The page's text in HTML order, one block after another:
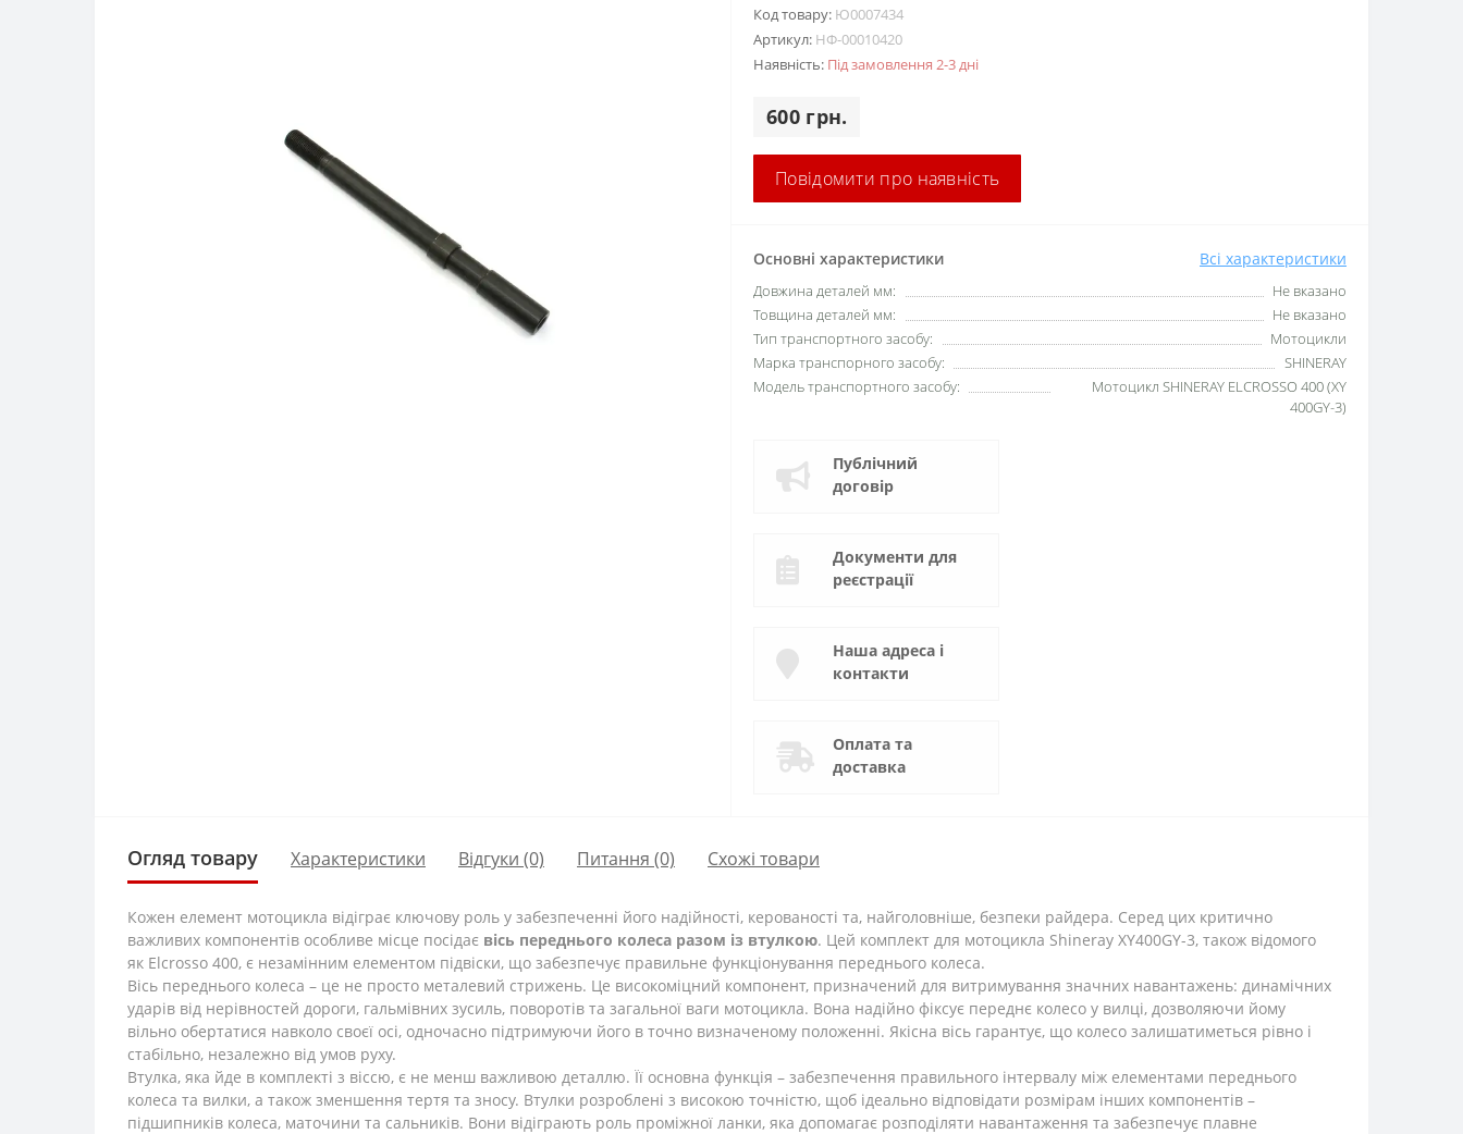
Код товару: Ю0007434
Артикул: НФ-00010420
Наявність: Під замовлення 2-3 дні
600 грн.
Повідомити про наявність
Основні характеристики Всі характеристики
Довжина деталей мм:
Не вказано
Товщина деталей мм:
Не вказано
Тип транспортного засобу:
Мотоцикли
Марка транспорного засобу:
SHINERAY
Модель транспортного засобу:
Мотоцикл SHINERAY ELCROSSO 400 (XY
400GY-3)
Публічний
договір
Документи для
реєстрації
Наша адреса і
контакти
Оплата та
доставка
Огляд товару Характеристики Відгуки (0) Питання (0) Схожі товари
Кожен елемент мотоцикла відіграє ключову роль у забезпеченні його надійності, керованості та, найголовніше, безпеки райдера. Серед цих критично
важливих компонентів особливе місце посідає вісь переднього колеса разом із втулкою. Цей комплект для мотоцикла Shineray XY400GY-3, також відомого
як Elcrosso 400, є незамінним елементом підвіски, що забезпечує правильне функціонування переднього колеса.
Вісь переднього колеса – це не просто металевий стрижень. Це високоміцний компонент, призначений для витримування значних навантажень: динамічних
ударів від нерівностей дороги, гальмівних зусиль, поворотів та загальної ваги мотоцикла. Вона надійно фіксує переднє колесо у вилці, дозволяючи йому
вільно обертатися навколо своєї осі, одночасно підтримуючи його в точно визначеному положенні. Якісна вісь гарантує, що колесо залишатиметься рівно і
стабільно, незалежно від умов руху.
Втулка, яка йде в комплекті з віссю, є не менш важливою деталлю. Її основна функція – забезпечення правильного інтервалу між елементами переднього
колеса та вилки, а також зменшення тертя та зносу. Втулки розроблені з високою точністю, щоб ідеально відповідати розмірам інших компонентів –
підшипників колеса, маточини та сальників. Вони відіграють роль проміжної ланки, яка допомагає розподіляти навантаження та забезпечує плавне